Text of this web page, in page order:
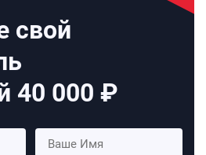
свой
40 000 ₽